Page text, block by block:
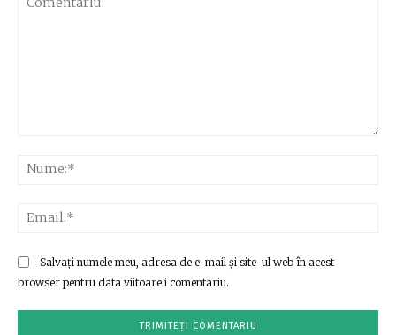
Salvați numele meu, adresa de e-mail și site-ul web în acest
browser pentru data viitoare i comentariu.